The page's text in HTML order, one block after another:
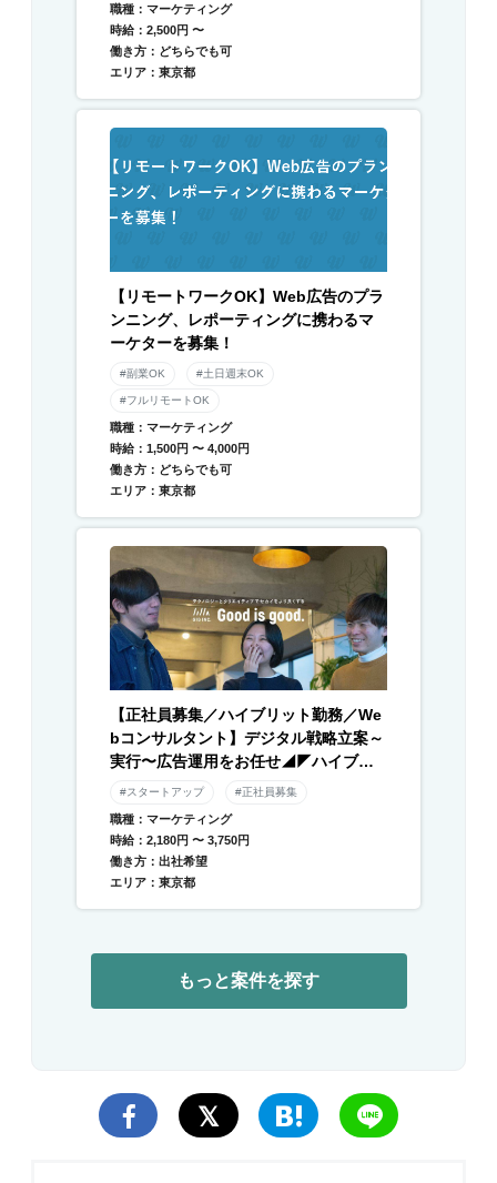
職種：マーケティング
時給：2,500円 〜
働き方：どちらでも可
エリア：東京都
【リモートワークOK】Web広告のプラ
ンニング、レポーティングに携わるマ
ーケターを募集！
#副業OK #土日週末OK
#フルリモートOK
職種：マーケティング
時給：1,500円 〜 4,000円
働き方：どちらでも可
エリア：東京都
【正社員募集／ハイブリット勤務／We
bコンサルタント】デジタル戦略立案～
実行〜広告運用をお任せ◢◤ハイブリ
ッド勤務×残業月平均10時間以下◢◤伴
運営／急成長中DXベンチャー
#スタートアップ #正社員募集
職種：マーケティング
時給：2,180円 〜 3,750円
働き方：出社希望
エリア：東京都
もっと案件を探す